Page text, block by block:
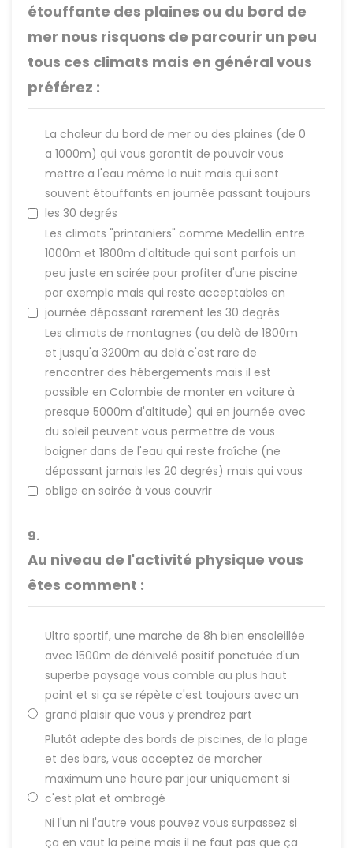
étouffante des plaines ou du bord de
mer nous risquons de parcourir un peu
tous ces climats mais en général vous
préférez :
La chaleur du bord de mer ou des plaines (de 0
a 1000m) qui vous garantit de pouvoir vous
mettre a l'eau même la nuit mais qui sont
souvent étouffants en journée passant toujours
les 30 degrés
Les climats "printaniers" comme Medellin entre
1000m et 1800m d'altitude qui sont parfois un
peu juste en soirée pour profiter d'une piscine
par exemple mais qui reste acceptables en
journée dépassant rarement les 30 degrés
Les climats de montagnes (au delà de 1800m
et jusqu'a 3200m au delà c'est rare de
rencontrer des hébergements mais il est
possible en Colombie de monter en voiture à
presque 5000m d'altitude) qui en journée avec
du soleil peuvent vous permettre de vous
baigner dans de l'eau qui reste fraîche (ne
dépassant jamais les 20 degrés) mais qui vous
oblige en soirée à vous couvrir
9.
Au niveau de l'activité physique vous
êtes comment :
Ultra sportif, une marche de 8h bien ensoleillée
avec 1500m de dénivelé positif ponctuée d'un
superbe paysage vous comble au plus haut
point et si ça se répète c'est toujours avec un
grand plaisir que vous y prendrez part
Plutôt adepte des bords de piscines, de la plage
et des bars, vous acceptez de marcher
maximum une heure par jour uniquement si
c'est plat et ombragé
Ni l'un ni l'autre vous pouvez vous surpassez si
ça en vaut la peine mais il ne faut pas que ça